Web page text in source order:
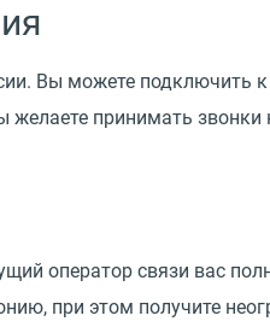
Вы можете подключить
принимать
оператор связи вас
при этом получите